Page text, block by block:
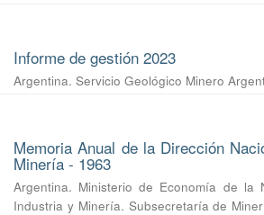
Informe de gestión 2023
Argentina. Servicio Geológico Minero
Memoria Anual de la Dirección
Minería - 1963
Argentina. Ministerio de Economía de la
Industria y Minería. Subsecretaría de